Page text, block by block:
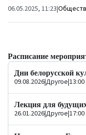
06.05.2025, 11:23|
Расписание
Дни белорусской
09.08.2026|Другое|13:00
Лекция для
26.01.2026|Другое|17:00